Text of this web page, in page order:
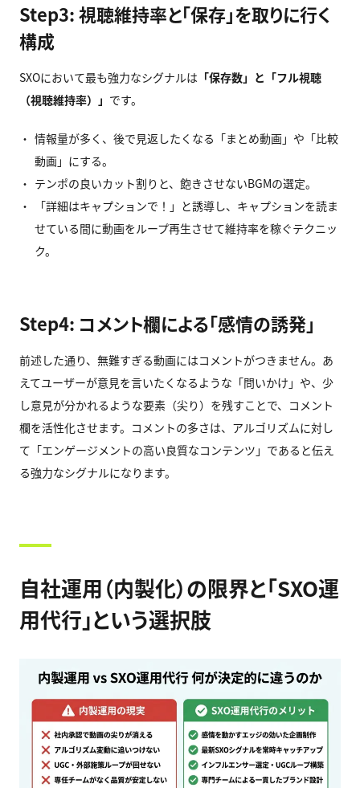
Step3: 視聴維持率と「保存」を取りに行く
構成
SXOにおいて最も強力なシグナルは 「保存数」と「フル視聴
（視聴維持率）」 です。
情報量が多く、後で見返したくなる「まとめ動画」や「比較
動画」にする。
テンポの良いカット割りと、飽きさせないBGMの選定。
「詳細はキャプションで！」と誘導し、キャプションを読ま
せている間に動画をループ再生させて維持率を稼ぐテクニッ
ク。
Step4: コメント欄による「感情の誘発」
前述した通り、無難すぎる動画にはコメントがつきません。あ
えてユーザーが意見を言いたくなるような「問いかけ」や、少
し意見が分かれるような要素（尖り）を残すことで、コメント
欄を活性化させます。コメントの多さは、アルゴリズムに対し
て「エンゲージメントの高い良質なコンテンツ」であると伝え
る強力なシグナルになります。
自社運用（内製化）の限界と「SXO運
用代行」という選択肢